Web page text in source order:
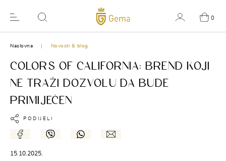
0
Naslovna Novosti & blog
COLORS OF CALIFORNIA: BREND KOJI
NE TRAŽI DOZVOLU DA BUDE
PRIMIJEĆEN
PODIJELI
15.10.2025.